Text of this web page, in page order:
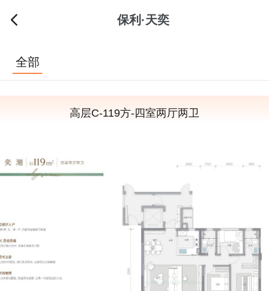
保利·天奕
全部
高层C-119方-四室两厅两卫